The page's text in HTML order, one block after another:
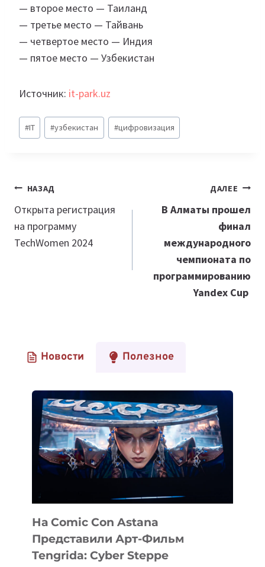
— второе место — Таиланд
— третье место — Тайвань
— четвертое место — Индия
— пятое место — Узбекистан
Источник: it-park.uz
Метки
записи:
#IT #узбекистан #цифровизация
Навигация
по
записям
НАЗАД
Открыта регистрация
на программу
TechWomen 2024
ДАЛЕЕ
В Алматы прошел
финал
международного
чемпионата по
программированию
Yandex Cup
Новости Полезное
На Comic Con Astana
Представили Арт-Фильм
Tengrida: Cyber Steppe